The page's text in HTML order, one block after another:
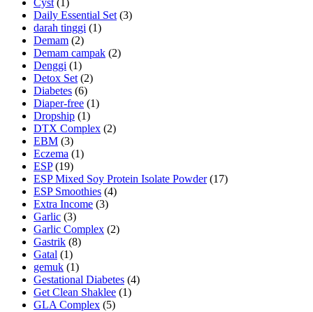
Cyst (1)
Daily Essential Set (3)
darah tinggi (1)
Demam (2)
Demam campak (2)
Denggi (1)
Detox Set (2)
Diabetes (6)
Diaper-free (1)
Dropship (1)
DTX Complex (2)
EBM (3)
Eczema (1)
ESP(19)
ESP Mixed Soy Protein Isolate Powder(17)
ESP Smoothies (4)
Extra Income (3)
Garlic (3)
Garlic Complex (2)
Gastrik (8)
Gatal (1)
gemuk (1)
Gestational Diabetes (4)
Get Clean Shaklee (1)
GLA Complex (5)